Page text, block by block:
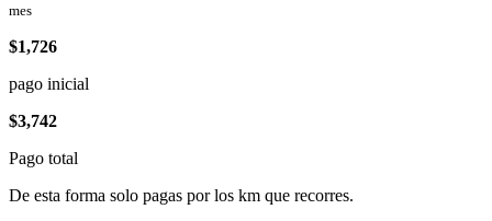
mes
$1,726
pago inicial
$3,742
Pago total
De esta forma solo pagas por los km que recorres.